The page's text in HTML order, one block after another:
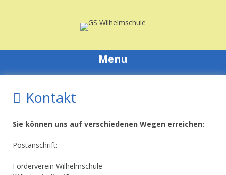
Menu
Kontakt
Sie können uns auf verschiedenen Wegen erreichen:
Postanschrift:
Förderverein Wilhelmschule